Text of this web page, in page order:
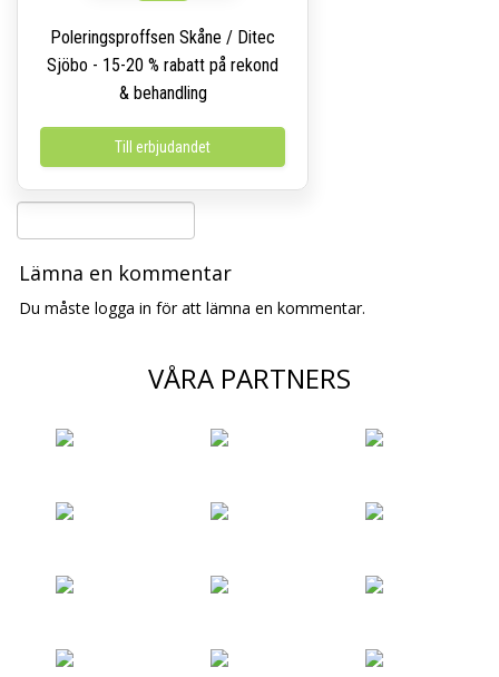
Poleringsproffsen Skåne / Ditec
Sjöbo - 15-20 % rabatt på rekond
& behandling
Till erbjudandet
Lämna en kommentar
Du måste logga in för att lämna en kommentar.
VÅRA PARTNERS